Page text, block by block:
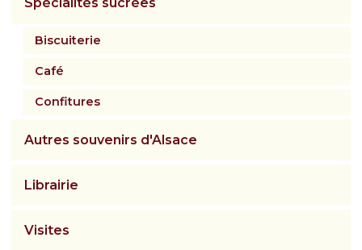
Biscuiterie
Café
Confitures
Autres souvenirs d'Alsace
Librairie
Visites